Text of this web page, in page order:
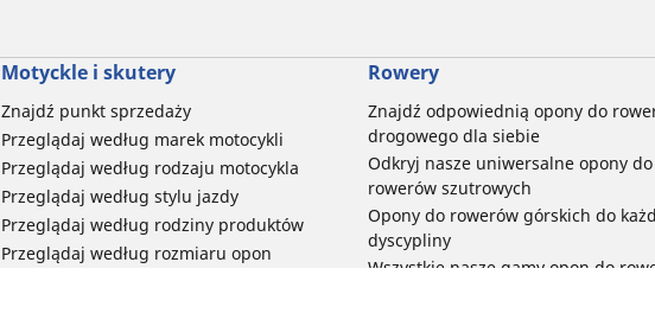
Motyckle i skutery
Znajdź punkt sprzedaży
Przeglądaj według marek motocykli
Przeglądaj według rodzaju motocykla
Przeglądaj według stylu jazdy
Przeglądaj według rodziny produktów
Przeglądaj według rozmiaru opon
Rowery
Znajdź odpowiednią opony do
drogowego dla siebie
Odkryj nasze uniwersalne opony do
rowerów szutrowych
Opony do rowerów górskich do
dyscypliny
Wszystkie nasze gamy opon do